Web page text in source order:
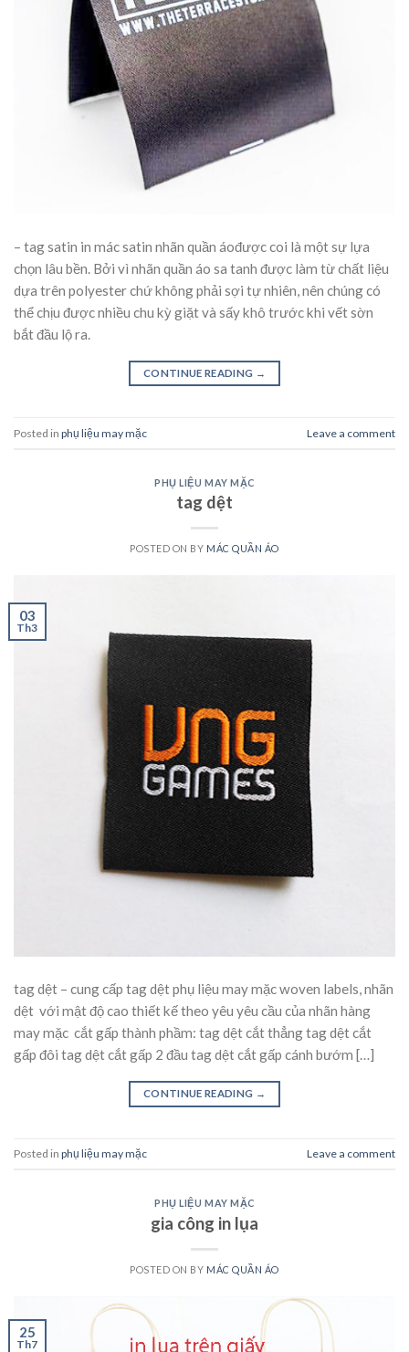
– tag satin in mác satin nhãn quần áođược coi là một sự lựa
chọn lâu bền. Bởi vì nhãn quần áo sa tanh được làm từ chất liệu
dựa trên polyester chứ không phải sợi tự nhiên, nên chúng có
thể chịu được nhiều chu kỳ giặt và sấy khô trước khi vết sờn
bắt đầu lộ ra.
CONTINUE READING →
Posted in phụ liệu may mặc Leave a comment
PHỤ LIỆU MAY MẶC
tag dệt
POSTED ON BY MÁC QUẦN ÁO
03
Th3
tag dệt – cung cấp tag dệt phụ liệu may mặc woven labels, nhãn
dệt với mật độ cao thiết kế theo yêu yêu cầu của nhãn hàng
may mặc cắt gấp thành phầm: tag dệt cắt thẳng tag dệt cắt
gấp đôi tag dệt cắt gấp 2 đầu tag dệt cắt gấp cánh bướm […]
CONTINUE READING →
Posted in phụ liệu may mặc Leave a comment
PHỤ LIỆU MAY MẶC
gia công in lụa
POSTED ON BY MÁC QUẦN ÁO
25
Th7